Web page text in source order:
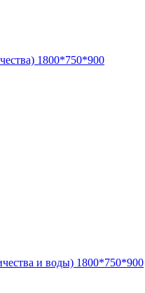
1800*750*900
и воды) 1800*750*900